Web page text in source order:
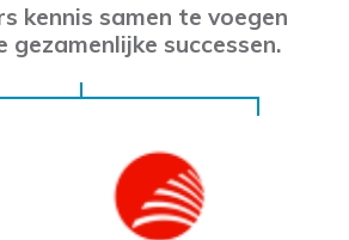
kennis samen te voegen
gezamenlijke successen.